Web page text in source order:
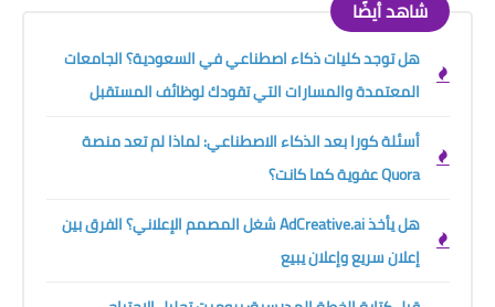
شاهد أيضًا
هل توجد كليات ذكاء اصطناعي في السعودية؟ الجامعات
المعتمدة والمسارات التي تقودك لوظائف المستقبل
أسئلة كورا بعد الذكاء الاصطناعي: لماذا لم تعد منصة
Quora عفوية كما كانت؟
هل يأخذ AdCreative.ai شغل المصمم الإعلاني؟ الفرق بين
إعلان سريع وإعلان يبيع